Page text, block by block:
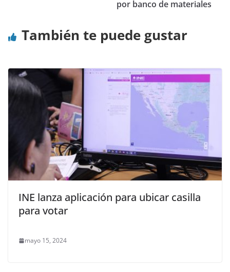
por banco de materiales
También te puede gustar
INE lanza aplicación para ubicar casilla
para votar
mayo 15, 2024